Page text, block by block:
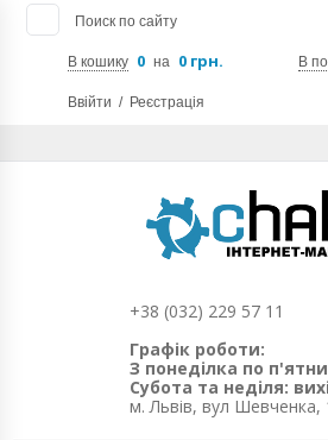
Поиск по сайту
В кошику 0 на 0 грн. В
Ввійти / Реєстрація
+38 (032) 229 57 11
Графік роботи:
З понеділка по
Субота та неділя:
м. Львів, вул Шевченка,